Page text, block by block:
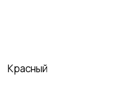
Красный